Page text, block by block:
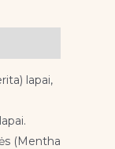
lapai,
(Mentha